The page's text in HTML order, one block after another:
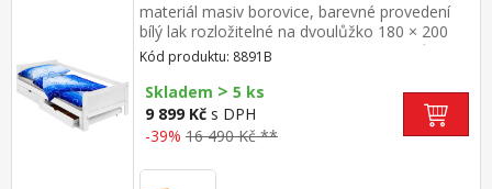
materiál masiv borovice, barevné provedení
bílý lak rozložitelné na dvoulůžko 180 × 200
cm, výška sedu 38 cm cena včetně roštů ale
bez matrací doporučený rozměr matrací 90 ×
200 cm (M2, M5, M9, M12, M24, M26)
Kód produktu: 8891B
Skladem > 5 ks
9 899 Kč s DPH
-39% 16 490 Kč **